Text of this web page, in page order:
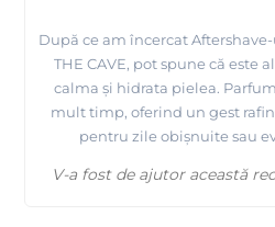
După ce am încercat Aftershave-
THE CAVE, pot spune că este
calma și hidrata pielea.
mult timp, oferind un gest
pentru zile obișnuite sau
V-a fost de ajutor această